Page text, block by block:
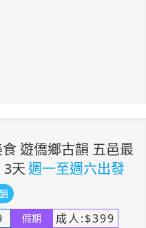
遊僑鄉古韻 五邑最
3天週一至週六出發
假期 成人:$399